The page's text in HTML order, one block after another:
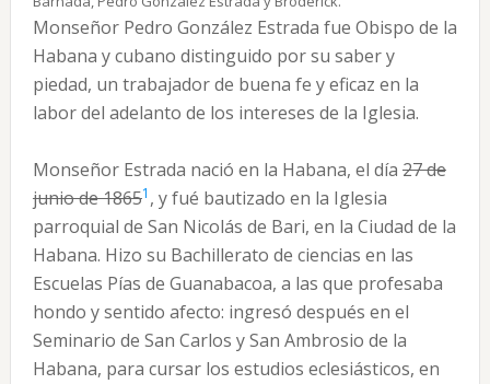
Monseñor Pedro González Estrada fue Obispo de la
Habana y cubano distinguido por su saber y
piedad, un trabajador de buena fe y eficaz en la
labor del adelanto de los intereses de la Iglesia.
Monseñor Estrada nació en la Habana, el día 27 de
junio de 18651 , y fué bautizado en la Iglesia
parroquial de San Nicolás de Bari, en la Ciudad de la
Habana. Hizo su Bachillerato de ciencias en las
Escuelas Pías de Guanabacoa, a las que profesaba
hondo y sentido afecto: ingresó después en el
Seminario de San Carlos y San Ambrosio de la
Habana, para cursar los estudios eclesiásticos, en